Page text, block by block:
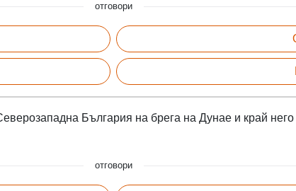
отговори
България на брега на Дунае и край него
отговори